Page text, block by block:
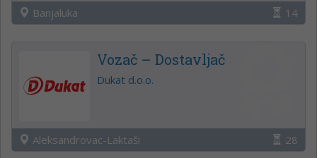
Banjaluka 14
Vozač – Dostavljač
Dukat d.o.o.
Aleksandrovac-Laktaši 28